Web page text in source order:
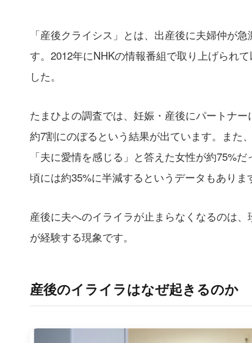
「産後クライシス」とは、出産後に夫婦仲が
す。2012年にNHKの情報番組で取り上げられ
した。
たまひよの調査では、妊娠・産後にパートナ
約7割にのぼるという結果が出ています。また
「夫に愛情を感じる」と答えた女性が約75%
頃には約35%に半減するというデータもありま
産後に夫へのイライラが止まらなくなるのは
が経験する現象です。
産後のイライラはなぜ起きるのか